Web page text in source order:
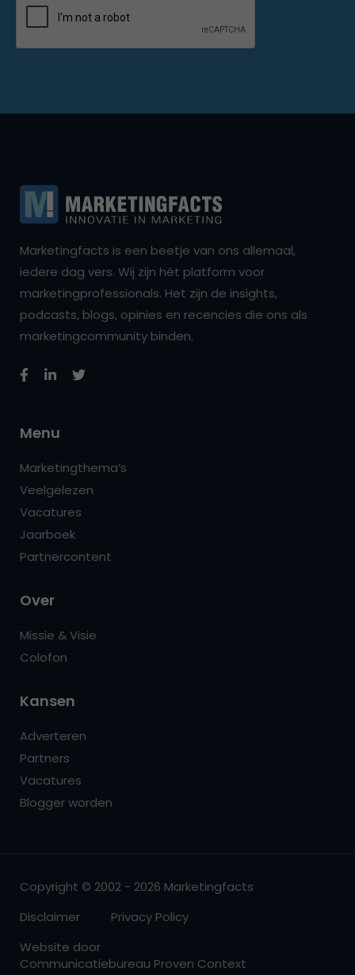
Marketingfacts is een beetje van ons allemaal,
iedere dag vers. Wij zijn hét platform voor
marketingprofessionals. Het zijn de insights,
podcasts, blogs, opinies en recencies die ons als
marketingcommunity binden.
Menu
Marketingthema’s
Veelgelezen
Vacatures
Jaarboek
Partnercontent
Over
Missie & Visie
Colofon
Kansen
Adverteren
Partners
Vacatures
Blogger worden
Copyright © 2002 - 2026 Marketingfacts
Disclaimer
Privacy Policy
Website door
Communicatiebureau Proven Context